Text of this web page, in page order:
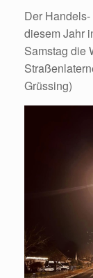
Der
diesem Jahr
Samstag die
Grüssing)